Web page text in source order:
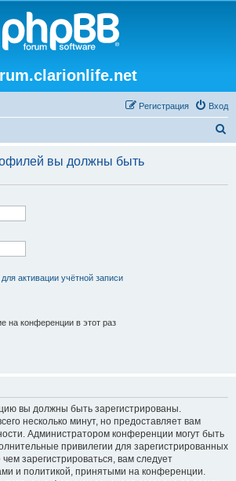
Вход
Регистрация
с
вы должны быть
активации учётной записи
на конференции в этот раз
вы должны быть зарегистрированы.
несколько минут, но предоставляет вам
Администратором конференции могут быть
привилегии для зарегистрированных
зарегистрироваться, вам следует
и политикой, принятыми на конференции.